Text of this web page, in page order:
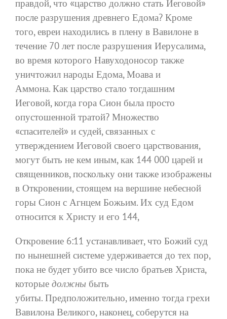
правдой, что «царство должно стать Иеговой»
после разрушения древнего Едома? Кроме
того, евреи находились в плену в Вавилоне в
течение 70 лет после разрушения Иерусалима,
во время которого Навуходоносор также
уничтожил народы Едома, Моава и
Аммона. Как царство стало тогдашним
Иеговой, когда гора Сион была просто
опустошенной тратой? Множество
«спасителей» и судей, связанных с
утверждением Иеговой своего царствования,
могут быть не кем иным, как 144 000 царей и
священников, поскольку они также изображены
в Откровении, стоящем на вершине небесной
горы Сион с Агнцем Божьим. Их суд Едом
относится к Христу и его 144,
Откровение 6:11 устанавливает, что Божий суд
по нынешней системе удерживается до тех пор,
пока не будет убито все число братьев Христа,
которые должны быть
убиты. Предположительно, именно тогда грехи
Вавилона Великого, наконец, соберутся на